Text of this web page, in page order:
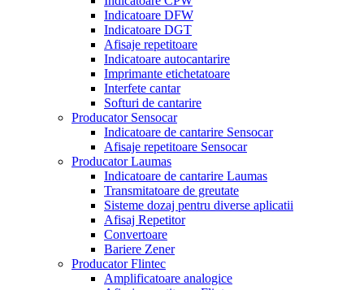
Indicatoare DFW
Indicatoare DGT
Afisaje repetitoare
Indicatoare autocantarire
Imprimante etichetatoare
Interfete cantar
Softuri de cantarire
Producator Sensocar
Indicatoare de cantarire Sensocar
Afisaje repetitoare Sensocar
Producator Laumas
Indicatoare de cantarire Laumas
Transmitatoare de greutate
Sisteme dozaj pentru diverse aplicatii
Afisaj Repetitor
Convertoare
Bariere Zener
Producator Flintec
Amplificatoare analogice